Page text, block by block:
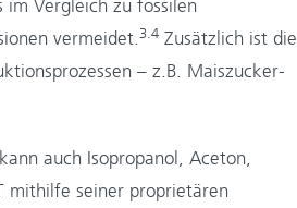
im Vergleich zu fossilen
vermeidet. 3.4 Zusätzlich ist die
– z.B. Maiszucker-
auch Isopropanol, Aceton,
mithilfe seiner proprietären